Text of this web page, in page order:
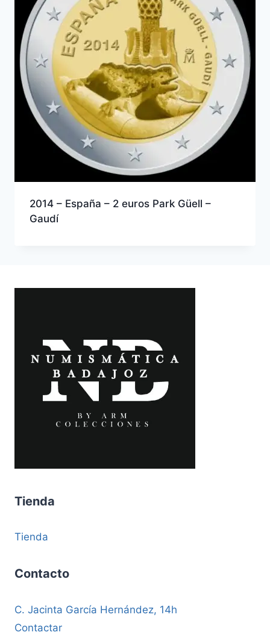
2014 – España – 2 euros Park Güell –
Gaudí
Tienda
Tienda
Contacto
C. Jacinta García Hernández, 14h
Contactar